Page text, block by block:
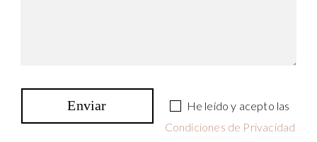
He leído y acepto las
Condiciones de Privacidad